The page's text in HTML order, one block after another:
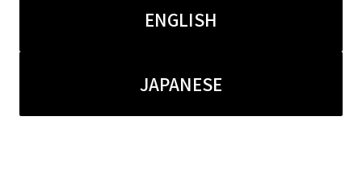
ENGLISH
JAPANESE
トーンズ)を連想させるロゴが全体にプリントされて